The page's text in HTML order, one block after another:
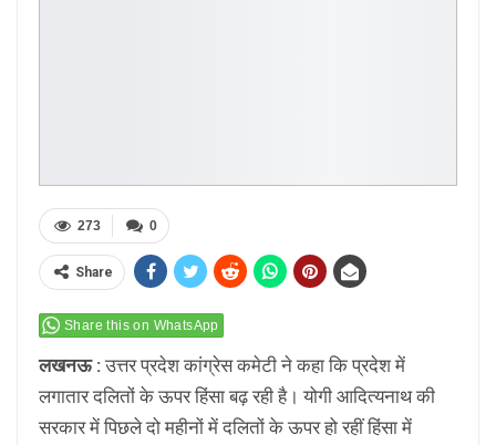
0
273
Share
Share this on WhatsApp
लखनऊ :उत्तर प्रदेश कांग्रेस कमेटी ने कहा कि प्रदेश में
लगातार दलितों के ऊपर हिंसा बढ़ रही है। योगी आदित्यनाथ की
सरकार में पिछले दो महीनों में दलितों के ऊपर हो रहीं हिंसा में